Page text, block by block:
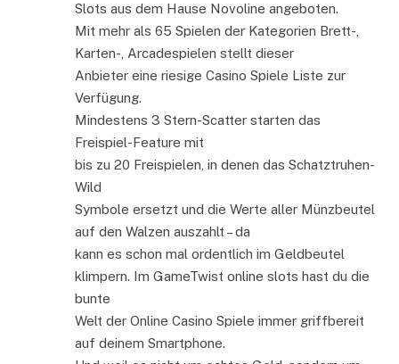
Slots aus dem Hause Novoline angeboten.
Mit mehr als 65 Spielen der Kategorien Brett-,
Karten-, Arcadespielen stellt dieser
Anbieter eine riesige Casino Spiele Liste zur
Verfügung.
Mindestens 3 Stern-Scatter starten das
Freispiel-Feature mit
bis zu 20 Freispielen, in denen das Schatztruhen-
Wild
Symbole ersetzt und die Werte aller Münzbeutel
auf den Walzen auszahlt – da
kann es schon mal ordentlich im Geldbeutel
klimpern. Im GameTwist online slots hast du die
bunte
Welt der Online Casino Spiele immer griffbereit
auf deinem Smartphone.